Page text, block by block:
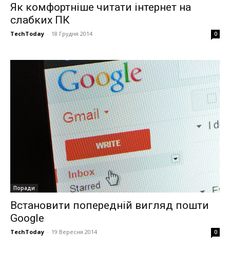
Як комфортніше читати інтернет на
слабких ПК
TechToday - 18 Грудня 2014 0
Поради
Встановити попередній вигляд пошти
Google
TechToday - 19 Вересня 2014 0